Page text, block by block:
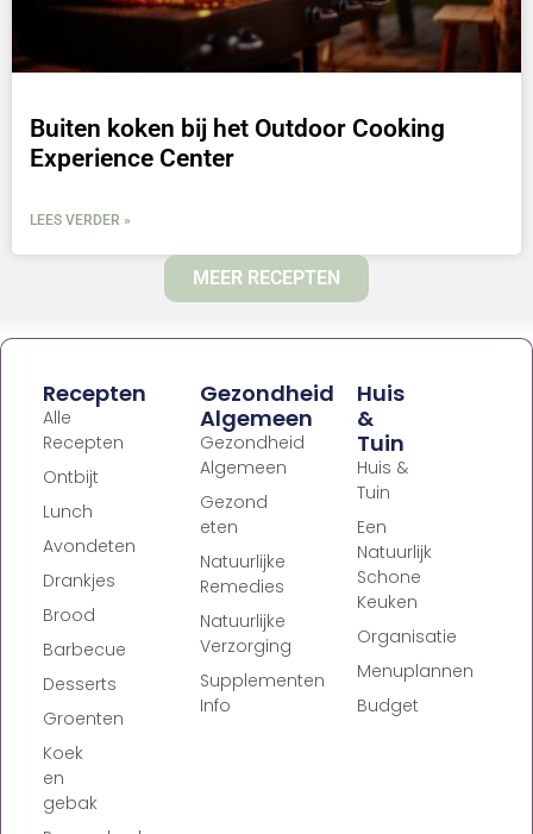
Buiten koken bij het Outdoor Cooking
Experience Center
LEES VERDER »
MEER RECEPTEN
Recepten
Alle
Recepten
Ontbijt
Lunch
Avondeten
Drankjes
Brood
Barbecue
Desserts
Groenten
Koek
en
gebak
Gezondheid
Algemeen
Gezondheid
Algemeen
Gezond
eten
Natuurlijke
Remedies
Natuurlijke
Verzorging
Supplementen
Info
Huis
&
Tuin
Huis &
Tuin
Een
Natuurlijk
Schone
Keuken
Organisatie
Menuplannen
Budget